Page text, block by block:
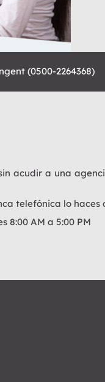
(0500-2264368)
acudir a una
telefónica lo haces
8:00 AM a 5:00 PM